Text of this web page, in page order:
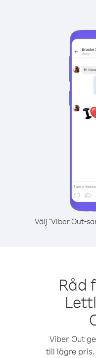
Välj "Viber Out-
Råd
Viber Out
till lägre